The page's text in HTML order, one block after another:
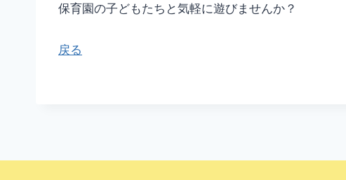
保育園の子どもたちと気軽に遊びませんか？
戻る